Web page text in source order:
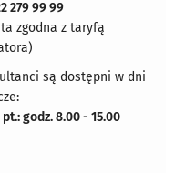
279 99 99
zgodna z taryfą
są dostępni w dni
godz. 8.00 - 15.00